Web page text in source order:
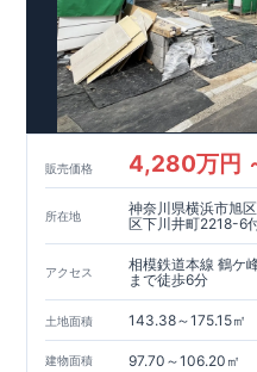
り、空間に奥行きと落ち着い
◎暮らしに寄り添う住環境◎​
ニ/ドラッグストア／公園​■周
園 約694m（徒歩9分）​わか
座間小学校 約551m（徒歩7
分）
【買い物施設】 ​セブンイレ
ファミリーマート座間一丁
間店 約
400m（徒歩5分）​ウ
歩10分）
【その他施設】​座間公園 約
約950m（徒歩12分）​新戸診
合病院 約
1400m（徒歩18分
タイトルをクリック↑​■長期優
技術基準をクリア☆】​１
宅面積/５省エネルギー性/６
能評価ダブル取得​物件のご案
スムーズにご案内が可能 ♪
スマートフォンで見やすい特
https://www.e-
販売価格 4,280万円
所在地
神奈川県横浜市旭
区下川井町2218-6
アクセス
相模鉄道本線 鶴ケ
まで徒歩6分
土地面積 143.38～175.15㎡
建物面積 97.70～106.20㎡